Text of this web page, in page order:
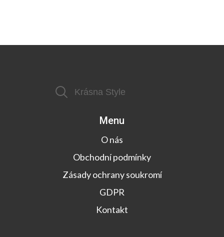
Menu
O nás
Obchodní podmínky
Zásady ochrany soukromí
GDPR
Kontakt